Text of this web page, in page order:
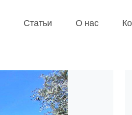
Статьи О нас